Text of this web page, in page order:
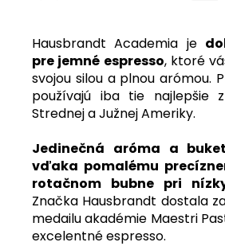
Hausbrandt Academia je
pre jemné espresso, ktoré
svojou silou a plnou arómou.
používajú iba tie najlepšie
Strednej a Južnej Ameriky.
Jedinečná aróma a
vďaka pomalému
rotačnom bubne pri
Značka Hausbrandt dostala
medailu akadémie Maestri
excelentné espresso.